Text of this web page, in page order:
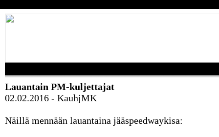
Lauantain PM-kuljettajat
02.02.2016 - KauhjMK
Näillä mennään lauantaina jääspeedwaykisa: